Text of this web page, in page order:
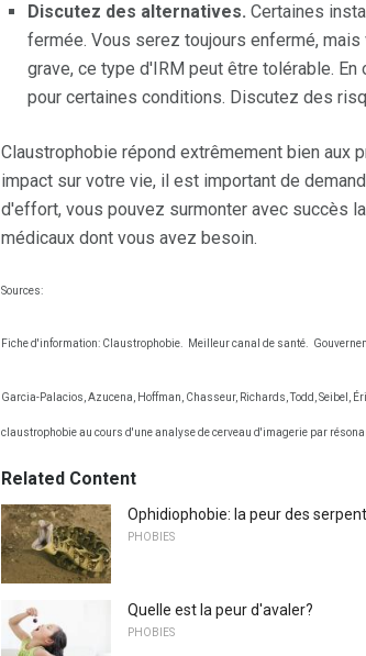
Discutez des alternatives. Certaines
fermée. Vous serez toujours enfermé,
grave, ce type d'IRM peut être tolérable.
pour certaines conditions. Discutez des
Claustrophobie répond extrêmement bien aux
impact sur votre vie, il est important de
d'effort, vous pouvez surmonter avec succès
médicaux dont vous avez besoin.
Sources:
Fiche d'information: Claustrophobie. Meilleur canal de santé.
Garcia-Palacios, Azucena, Hoffman, Chasseur, Richards, Todd, Seibel,
claustrophobie au cours d'une analyse de cerveau d'imagerie par
Related Content
Ophidiophobie: la peur des
PHOBIES
Quelle est la peur d'avaler?
PHOBIES